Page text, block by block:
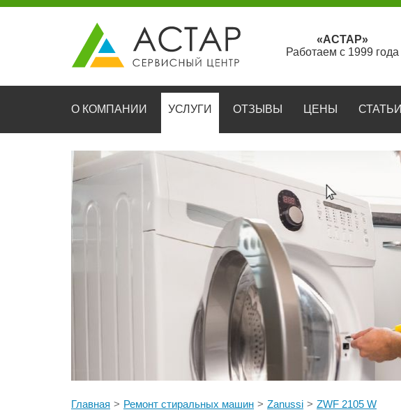
«АСТАР»
Работаем с 1999 года
О КОМПАНИИ УСЛУГИ ОТЗЫВЫ ЦЕНЫ СТАТЬИ
Главная Ремонт стиральных машин Zanussi ZWF 2105 W